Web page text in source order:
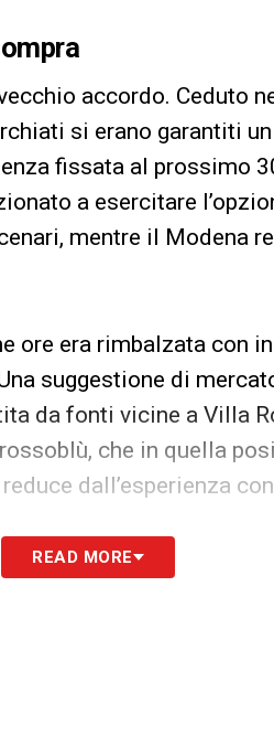
accordo. Ceduto
si erano garantiti
fissata al prossimo
a esercitare
mentre il Modena
ore era rimbalzata con
suggestione di
da fonti vicine a Villa
che in quella
reduce dall’esperienza
READ MORE